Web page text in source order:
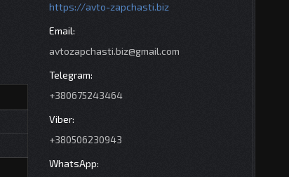
https://avto-zapchasti.biz
avtozapchasti.biz@gmail.com
+380675243464
+380506230943